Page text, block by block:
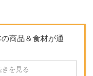
商品＆食材が通
きを見る